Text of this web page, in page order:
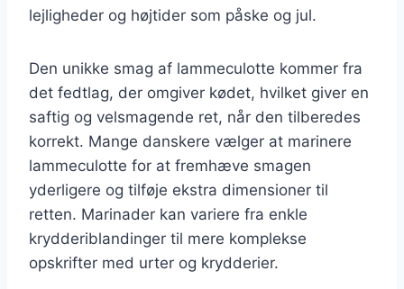
lejligheder og højtider som påske og jul.
Den unikke smag af lammeculotte kommer fra
det fedtlag, der omgiver kødet, hvilket giver en
saftig og velsmagende ret, når den tilberedes
korrekt. Mange danskere vælger at marinere
lammeculotte for at fremhæve smagen
yderligere og tilføje ekstra dimensioner til
retten. Marinader kan variere fra enkle
krydderiblandinger til mere komplekse
opskrifter med urter og krydderier.